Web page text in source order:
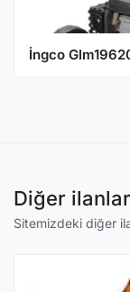
İngco
Diğer ilanlar
Sitemizdeki diğer